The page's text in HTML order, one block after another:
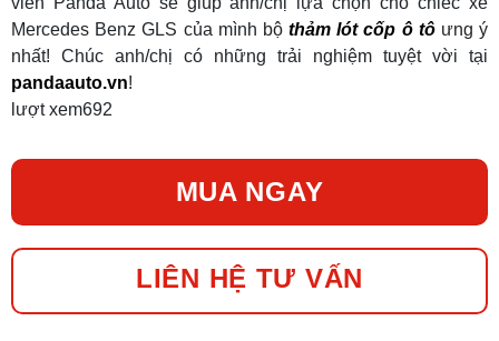
Mercedes Benz GLS của mình bộ thảm lót cốp ô tôưng ý
nhất! Chúc anh/chị có những trải nghiệm tuyệt vời tại
pandaauto.vn!
lượt xem692
MUA NGAY
LIÊN HỆ TƯ VẤN